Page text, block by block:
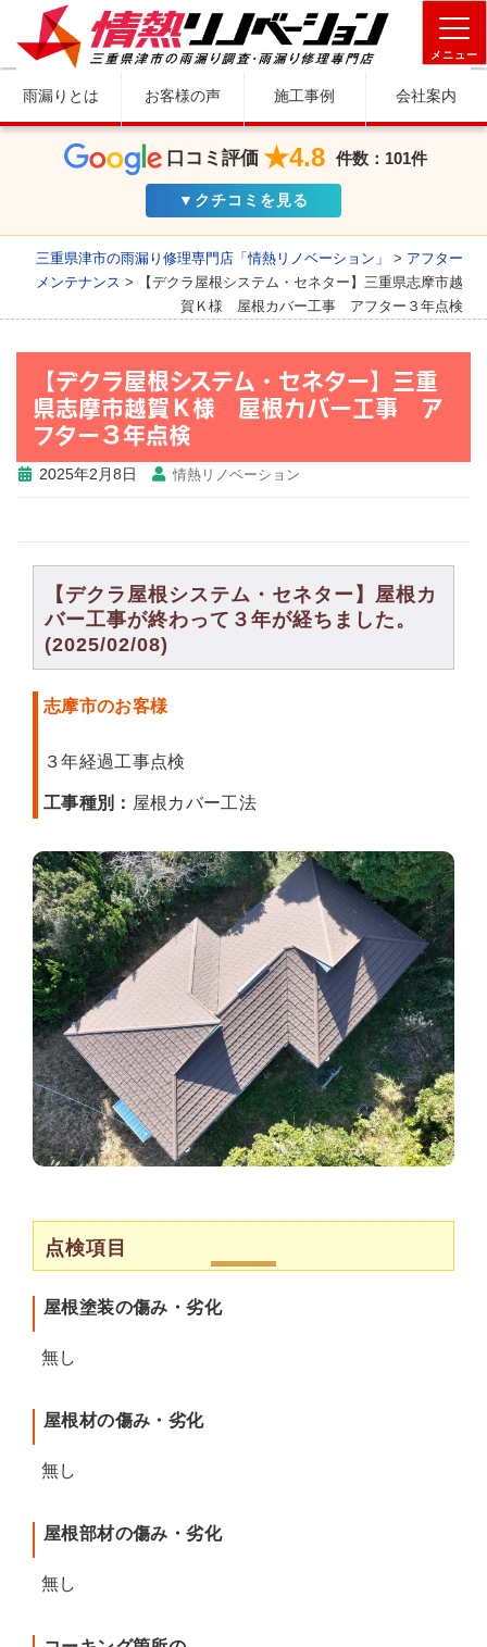
メニュー
雨漏りとは お客様の声 施工事例 会社案内
口コミ評価 ★4.8 件数：101件
▼クチコミを見る
三重県津市の雨漏り修理専門店「情熱リノベーション」 > アフター
メンテナンス >
【デクラ屋根システム・セネター】三重県志摩市越
賀Ｋ様 屋根カバー工事 アフター３年点検
【デクラ屋根システム・セネター】三重
県志摩市越賀Ｋ様 屋根カバー工事 ア
フター３年点検
2025年2月8日 情熱リノベーション
【デクラ屋根システム・セネター】屋根カ
バー工事が終わって３年が経ちました。
(2025/02/08)
志摩市のお客様
３年経過工事点検
工事種別： 屋根カバー工法
点検項目
屋根塗装の傷み・劣化
無し
屋根材の傷み・劣化
無し
屋根部材の傷み・劣化
無し